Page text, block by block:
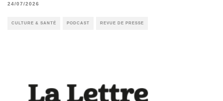
24/07/2026
CULTURE & SANTÉ PODCAST REVUE DE PRESSE